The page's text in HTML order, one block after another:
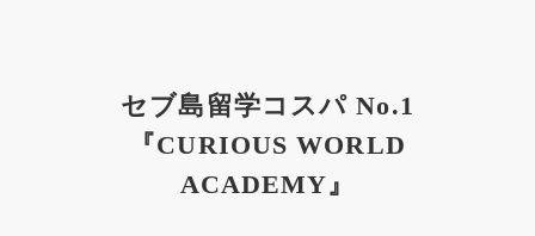
セブ島留学コスパ No.1
『CURIOUS WORLD
ACADEMY』